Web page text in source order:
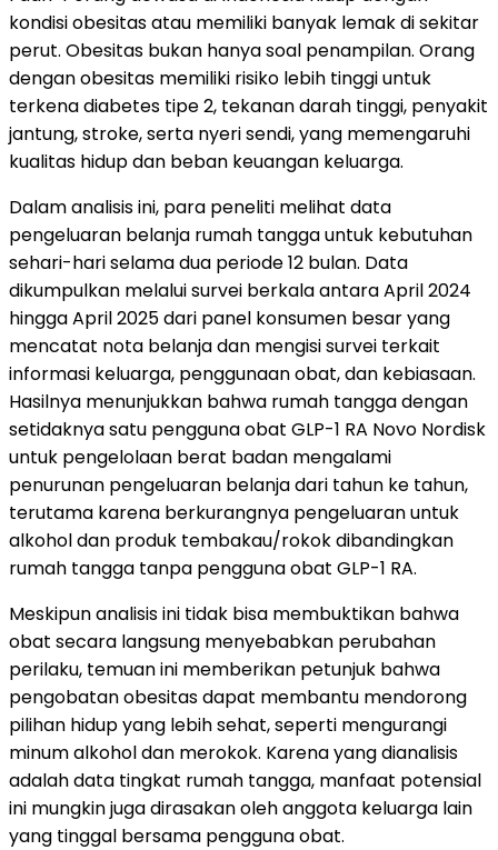
kondisi obesitas atau memiliki banyak lemak di sekitar
perut. Obesitas bukan hanya soal penampilan. Orang
dengan obesitas memiliki risiko lebih tinggi untuk
terkena diabetes tipe 2, tekanan darah tinggi, penyakit
jantung, stroke, serta nyeri sendi, yang memengaruhi
kualitas hidup dan beban keuangan keluarga.
Dalam analisis ini, para peneliti melihat data
pengeluaran belanja rumah tangga untuk kebutuhan
sehari-hari selama dua periode 12 bulan. Data
dikumpulkan melalui survei berkala antara April 2024
hingga April 2025 dari panel konsumen besar yang
mencatat nota belanja dan mengisi survei terkait
informasi keluarga, penggunaan obat, dan kebiasaan.
Hasilnya menunjukkan bahwa rumah tangga dengan
setidaknya satu pengguna obat GLP-1 RA Novo Nordisk
untuk pengelolaan berat badan mengalami
penurunan pengeluaran belanja dari tahun ke tahun,
terutama karena berkurangnya pengeluaran untuk
alkohol dan produk tembakau/rokok dibandingkan
rumah tangga tanpa pengguna obat GLP-1 RA.
Meskipun analisis ini tidak bisa membuktikan bahwa
obat secara langsung menyebabkan perubahan
perilaku, temuan ini memberikan petunjuk bahwa
pengobatan obesitas dapat membantu mendorong
pilihan hidup yang lebih sehat, seperti mengurangi
minum alkohol dan merokok. Karena yang dianalisis
adalah data tingkat rumah tangga, manfaat potensial
ini mungkin juga dirasakan oleh anggota keluarga lain
yang tinggal bersama pengguna obat.